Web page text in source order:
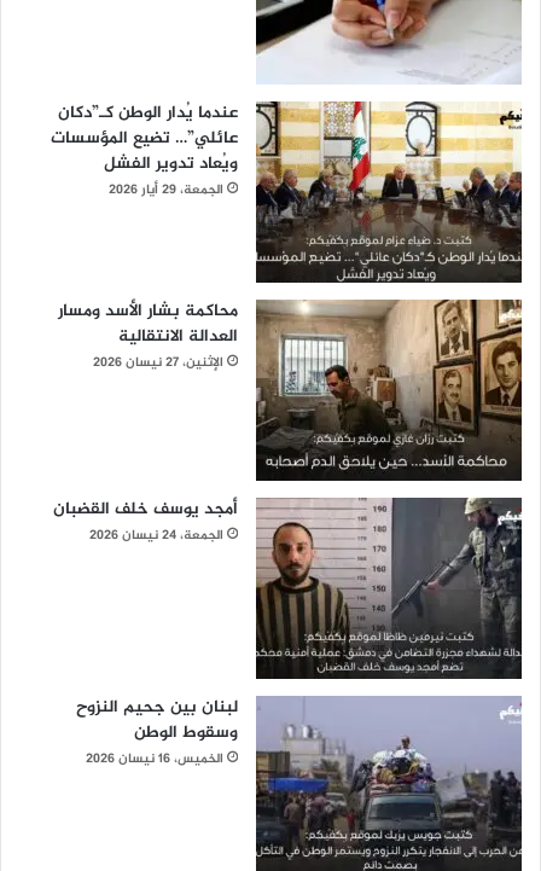
عندما يُدار الوطن كـ”دكان
عائلي”… تضيع المؤسسات
ويُعاد تدوير الفشل
الجمعة، 29 أيار 2026
محاكمة بشار الأسد ومسار
العدالة الانتقالية
الإثنين، 27 نيسان 2026
أمجد يوسف خلف القضبان
الجمعة، 24 نيسان 2026
لبنان بين جحيم النزوح
وسقوط الوطن
الخميس، 16 نيسان 2026